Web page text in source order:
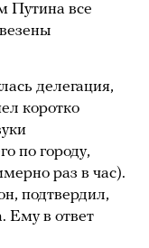
Путина все
делегация,
коротко
по городу,
раз в час).
подтвердил,
Ему в ответ